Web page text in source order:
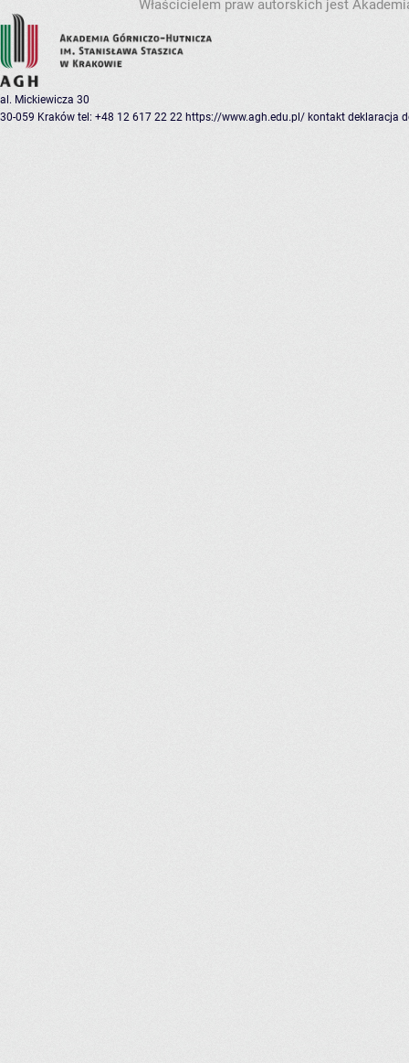
Właścicielem praw autorskich jest
al. Mickiewicza 30
30-059 Kraków tel: +48 12 617 22 22 https://www.agh.edu.pl/ kontakt deklaracja